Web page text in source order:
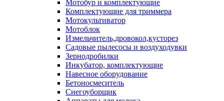
Мотобур и комплектующие
Комплектующие для триммера
Мотокультиватор
Мотоблок
Измельчитель,дровокол,кусторез
Садовые пылесосы и воздуходувки
Зернодробилки
Инкубатор, комплектующие
Навесное оборудование
Бетоносмеситель
Снегоуборщик